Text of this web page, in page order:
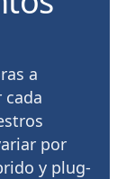
a
cada
por
y plug-